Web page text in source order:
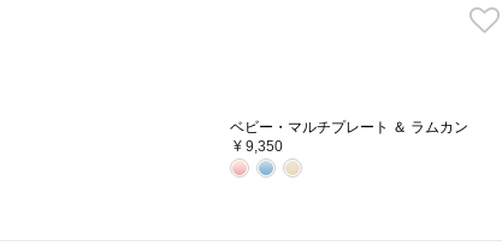
ベビー・マルチプレート ＆ ラムカン
¥ 9,350